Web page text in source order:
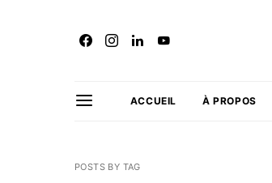
ACCUEIL À PROPOS
POSTS BY TAG